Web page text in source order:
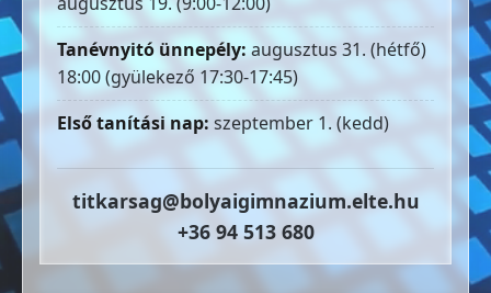
Tanévnyitó ünnepély: augusztus 31. (hétfő)
18:00 (gyülekező 17:30-17:45)
Első tanítási nap: szeptember 1. (kedd)
titkarsag@bolyaigimnazium.elte.hu
+36 94 513 680